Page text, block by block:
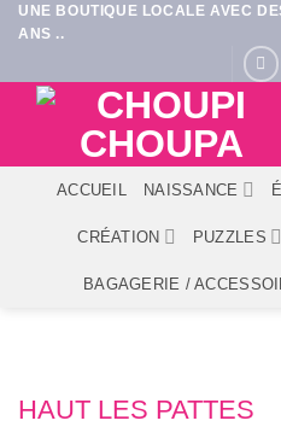
Passer
au
UNE BOUTIQUE LOCALE AVEC
ANS ..
ACCUEIL NAISSANCE
CRÉATION PUZZLES
BAGAGERIE /
HAUT LES PATTES